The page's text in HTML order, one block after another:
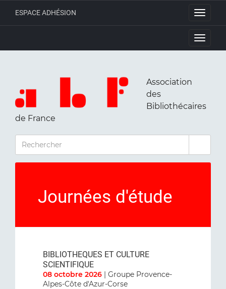
Toggle
ESPACE ADHÉSION
Toggle
Association
des
Bibliothécaires
de France
RECHERCHER
Journées d'étude
BIBLIOTHEQUES ET CULTURE
SCIENTIFIQUE
08 octobre 2026 | Groupe Provence-
Alpes-Côte d'Azur-Corse